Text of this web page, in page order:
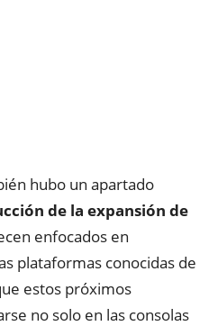
hubo un apartado
de la expansión de
enfocados en
plataformas conocidas de
estos próximos
no solo en las consolas